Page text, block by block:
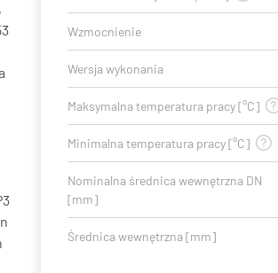
Wzmocnienie
Wersja wykonania
Maksymalna temperatura pracy [°C]
Minimalna temperatura pracy [°C]
Nominalna średnica wewnętrzna DN
[mm]
Średnica wewnętrzna [mm]